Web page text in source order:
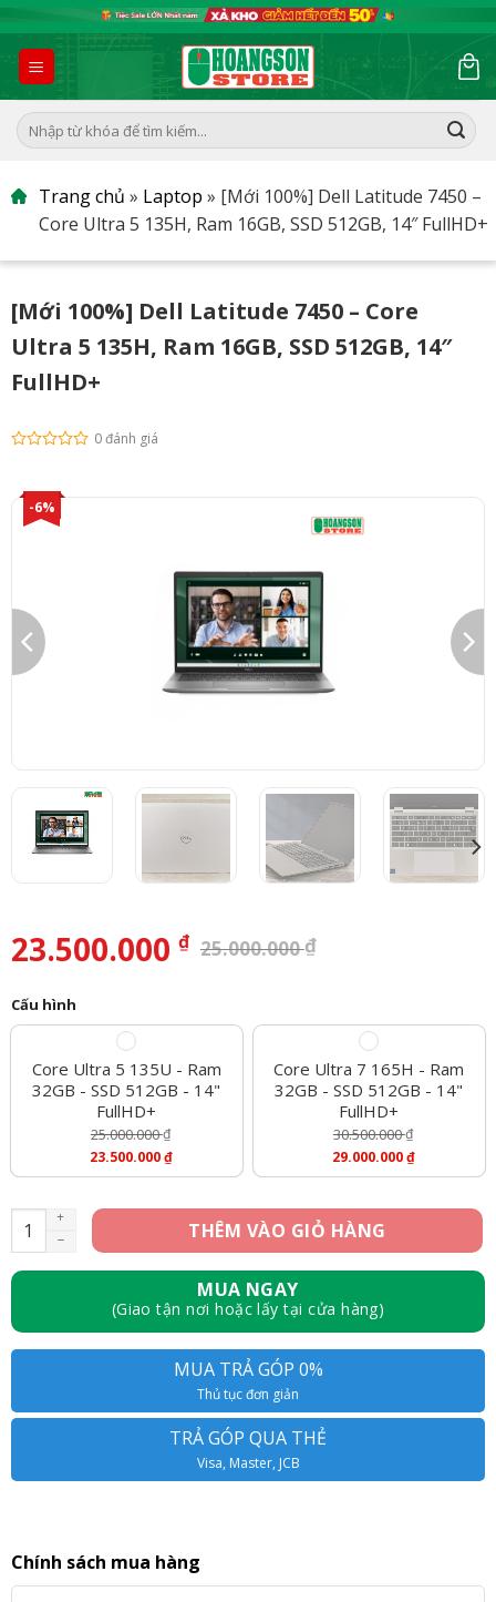
to
content
Tìm
kiếm:
Trang chủ » Laptop » [Mới 100%] Dell Latitude 7450 –
Core Ultra 5 135H, Ram 16GB, SSD 512GB, 14″ FullHD+
[Mới 100%] Dell Latitude 7450 – Core
Ultra 5 135H, Ram 16GB, SSD 512GB, 14″
FullHD+
0 đánh giá
-6%
23.500.000 ₫ 25.000.000₫
Cấu hình
Core Ultra 5 135U - Ram
32GB - SSD 512GB - 14"
FullHD+
25.000.000₫
Gốc
25.000.000 ₫.
23.500.000₫
Giá
Tại
Là:
23.500.000 ₫.
Core Ultra 7 165H - Ram
32GB - SSD 512GB - 14"
FullHD+
30.500.000₫
Gốc
30.500.000 ₫.
29.000.000₫
Giá
Tại
Là:
[Mới 100%] Dell Latitude 7450 – Core Ultra 5 135H, Ram
THÊM VÀO GIỎ HÀNG
MUA NGAY
(Giao tận nơi hoặc lấy tại cửa hàng)
MUA TRẢ GÓP 0%
Thủ tục đơn giản
TRẢ GÓP QUA THẺ
Visa, Master, JCB
Chính sách mua hàng